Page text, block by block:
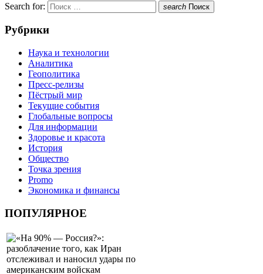
Search for: search Поиск
Рубрики
Наука и технологии
Аналитика
Геополитика
Пресс-релизы
Пёстрый мир
Текущие события
Глобальные вопросы
Для информации
Здоровье и красота
История
Общество
Точка зрения
Promo
Экономика и финансы
ПОПУЛЯРНОЕ